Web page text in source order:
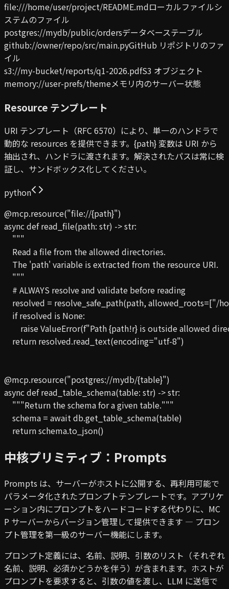
file:///home/user/project/README.mdローカルファイルシ
ステムのファイル
postgres://mydb/public/ordersデータベーステーブル
github://owner/repo/src/main.pyGitHub リポジトリのファ
イル
s3://my-bucket/reports/q1-2026.pdfS3 オブジェクト
memory://user-prefs/themeメモリ内のサーバー状態
Resource テンプレート
URI テンプレート（RFC 6570）により、単一のハンドラで
動的な resources を提供できます。{path} 変数は URI から
抽出され、ハンドラに渡されます。解決されたパスは常に検
証し、サンドボックス化してください。
python
@mcp.resource("file://{path}")
async def read_file(path: str) -> str:
    """
    Read a file from the allowed directories.
    The 'path' variable is extracted from the resource URI.
    """
    # ALWAYS resolve and validate before reading
resolved = resolve_safe_path(path, allowed_roots=["/
    if resolved is None:
raise ValueError(f"Path {path!r} is outside allowed
    return resolved.read_text(encoding="utf-8")
@mcp.resource("postgres://mydb/{table}")
async def read_table_schema(table: str) -> str:
    """Return the schema for a given table."""
    schema = await db.get_table_schema(table)
    return schema.to_json()
中核プリミティブ：Prompts
Prompts は、サーバーがホストに公開する、再利用可能で
パラメータ化されたプロンプトテンプレートです。アプリケ
ーション内にプロンプトをハードコードする代わりに、MC
P サーバーからバージョン管理して提供できます — プロン
プト管理を第一級のサーバー機能にします。
プロンプト定義には、名前、説明、引数のリスト（それぞれ
名前、説明、必須かどうかを伴う）が含まれます。ホストが
プロンプトを要求すると、引数の値を渡し、LLM に送信で